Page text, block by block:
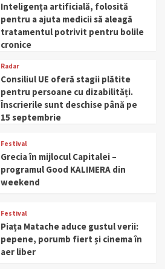
Inteligența artificială, folosită
pentru a ajuta medicii să aleagă
tratamentul potrivit pentru bolile
cronice
Radar
Consiliul UE oferă stagii plătite
pentru persoane cu dizabilități.
Înscrierile sunt deschise până pe
15 septembrie
Festival
Grecia în mijlocul Capitalei –
programul Good KALIMERA din
weekend
Festival
Piața Matache aduce gustul verii:
pepene, porumb fiert și cinema în
aer liber